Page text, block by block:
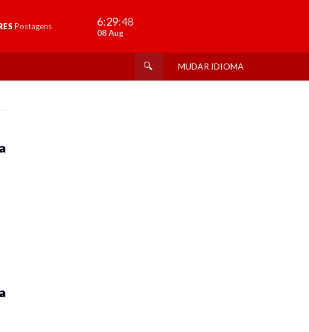
Postagens 6:29:49
08 Aug
MUDAR IDIOMA